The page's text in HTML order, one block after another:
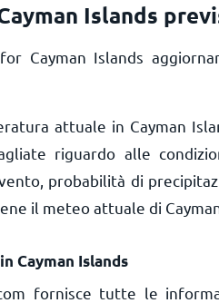
Islands
Cayman Islands
attuale in Cayman
riguardo alle
probabilità di
il meteo attuale di
Cayman Islands
fornisce tutte le